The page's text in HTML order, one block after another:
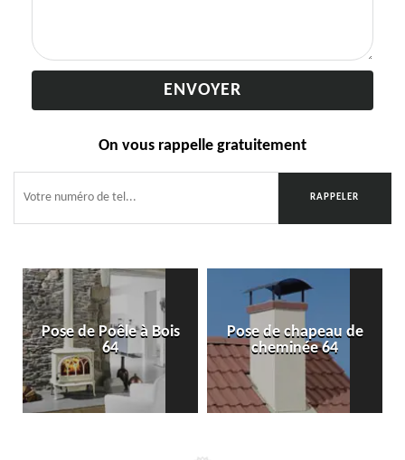
On vous rappelle gratuitement
Pose de Poêle à Bois
64
Pose de chapeau de
cheminée 64